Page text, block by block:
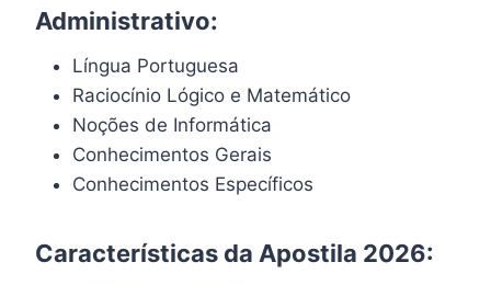
Administrativo:
Língua Portuguesa
Raciocínio Lógico e Matemático
Noções de Informática
Conhecimentos Gerais
Conhecimentos Específicos
Características da Apostila 2026: